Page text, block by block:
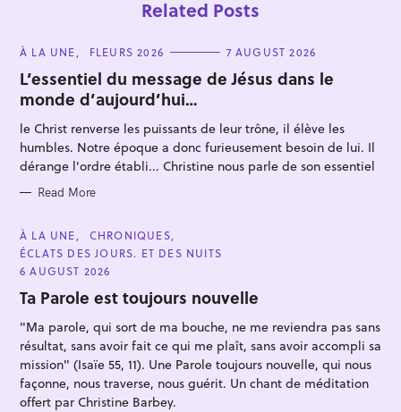
Related Posts
C
T
E
G
O
R
I
E
S
À LA UNE FLEURS 2026 7 AUGUST 2026
L’essentiel du message de Jésus dans le
monde d’aujourd’hui…
le Christ renverse les puissants de leur trône, il élève les
humbles. Notre époque a donc furieusement besoin de lui. Il
dérange l'ordre établi... Christine nous parle de son essentiel
Read More
C
A
T
E
G
O
R
E
À LA UNE
CHRONIQUES
ÉCLATS DES JOURS. ET DES NUITS
6 AUGUST 2026
Ta Parole est toujours nouvelle
"Ma parole, qui sort de ma bouche, ne me reviendra pas sans
résultat, sans avoir fait ce qui me plaît, sans avoir accompli sa
mission" (Isaïe 55, 11). Une Parole toujours nouvelle, qui nous
façonne, nous traverse, nous guérit. Un chant de méditation
offert par Christine Barbey.
S
e
a
c
h
f
o
r
: